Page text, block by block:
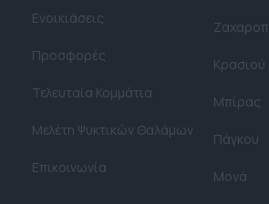
Ενοικιάσεις
Προσφορές
Τελευταία Κομμάτια
Μελέτη Ψυκτικών Θαλάμων​
Επικοινωνία
Κρασιού
Μπίρας
Πάγκου
Μονά